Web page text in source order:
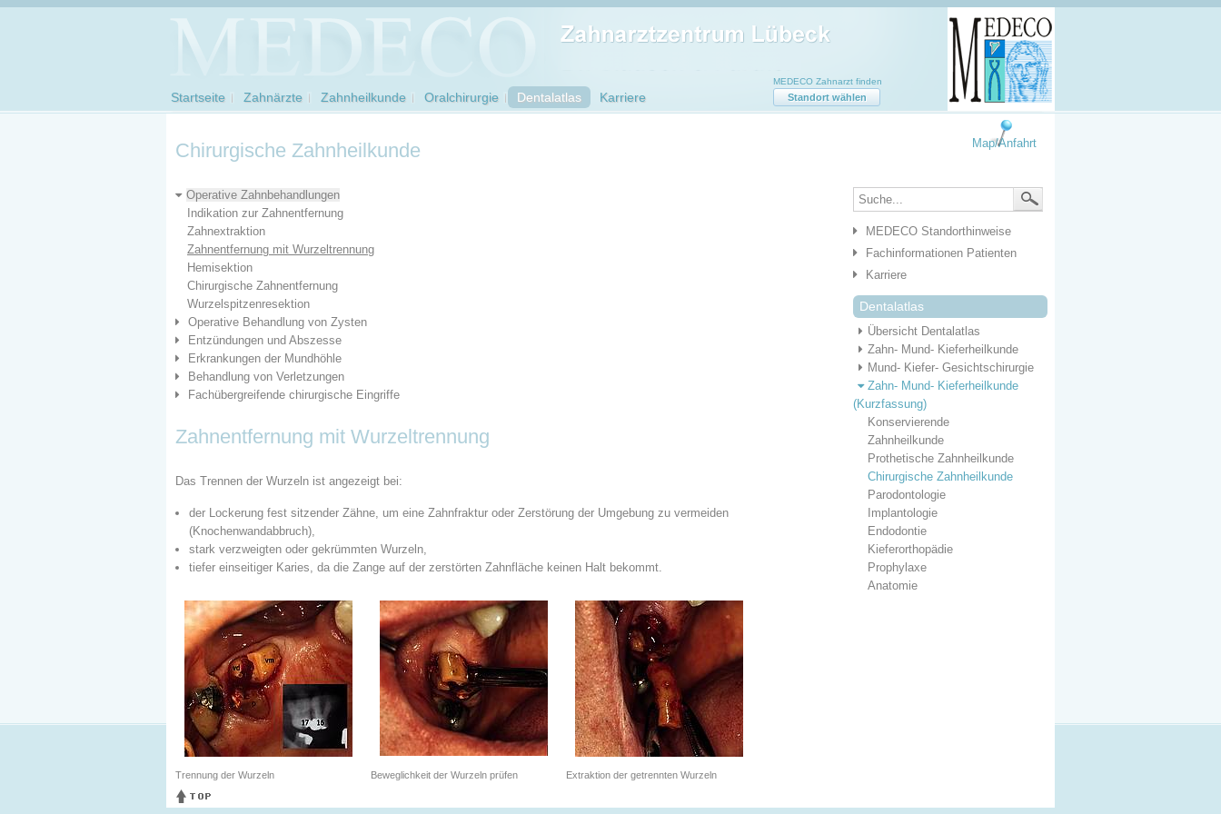
Startseite Zahnärzte Zahnheilkunde Oralchirurgie Dentalatlas Karriere
MEDECO Zahnarzt finden
Standort wählen
Chirurgische Zahnheilkunde
Operative Zahnbehandlungen
Indikation zur Zahnentfernung
Zahnextraktion
Zahnentfernung mit Wurzeltrennung
Hemisektion
Chirurgische Zahnentfernung
Wurzelspitzenresektion
Operative Behandlung von Zysten
Entzündungen und Abszesse
Erkrankungen der Mundhöhle
Behandlung von Verletzungen
Fachübergreifende chirurgische Eingriffe
Zahnentfernung mit Wurzeltrennung
Das Trennen der Wurzeln ist angezeigt bei:
der Lockerung fest sitzender Zähne, um eine Zahnfraktur oder Zerstörung der Umgebung zu vermeiden
(Knochenwandabbruch),
stark verzweigten oder gekrümmten Wurzeln,
tiefer einseitiger Karies, da die Zange auf der zerstörten Zahnfläche keinen Halt bekommt.
Trennung der Wurzeln Beweglichkeit der Wurzeln prüfen Extraktion der getrennten Wurzeln
Map/Anfahrt
MEDECO Standorthinweise
Fachinformationen Patienten
Karriere
Dentalatlas
Übersicht Dentalatlas
Zahn- Mund- Kieferheilkunde
Mund- Kiefer- Gesichtschirurgie
Zahn- Mund- Kieferheilkunde
(Kurzfassung)
Konservierende
Zahnheilkunde
Prothetische Zahnheilkunde
Chirurgische Zahnheilkunde
Parodontologie
Implantologie
Endodontie
Kieferorthopädie
Prophylaxe
Anatomie